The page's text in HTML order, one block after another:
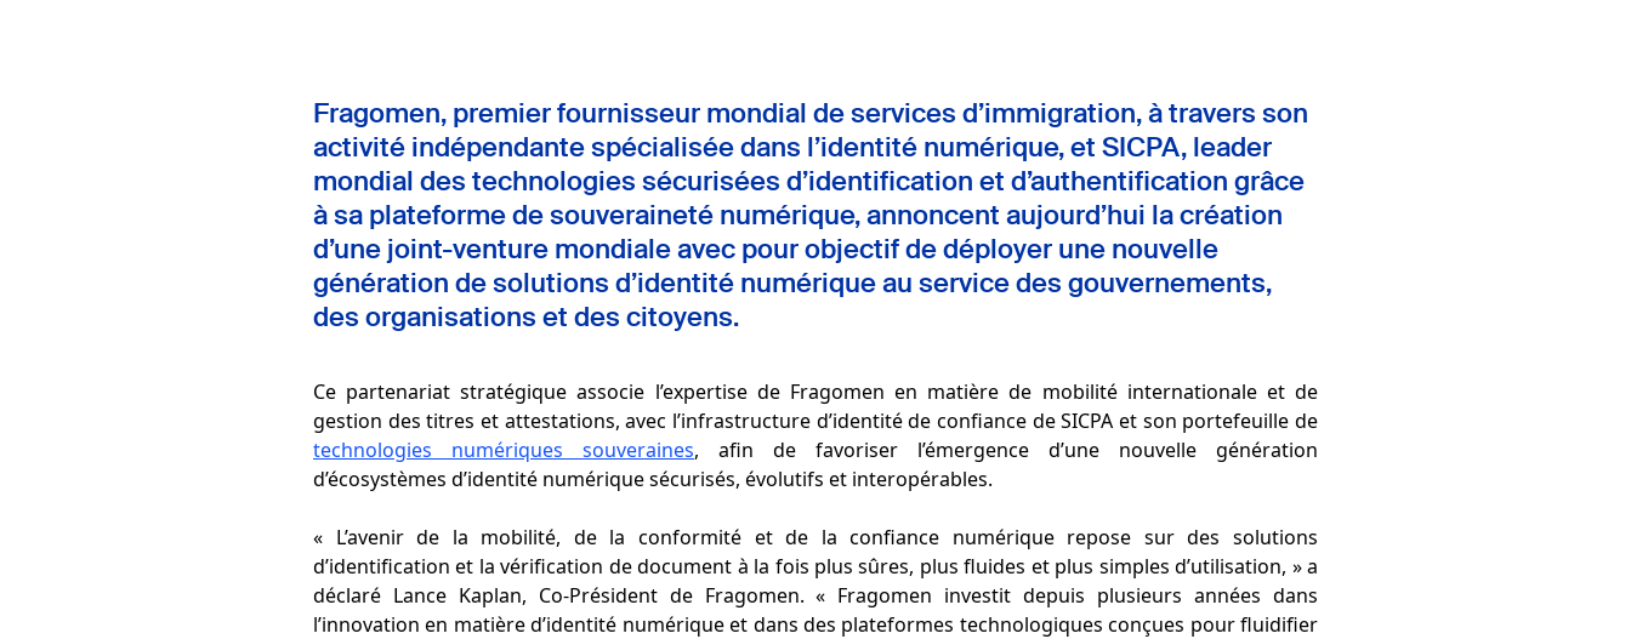
Fragomen, premier fournisseur mondial de services d’immigration, à travers son
activité indépendante spécialisée dans l’identité numérique, et SICPA, leader
mondial des technologies sécurisées d’identification et d’authentification grâce
à sa plateforme de souveraineté numérique, annoncent aujourd’hui la création
d’une joint-venture mondiale avec pour objectif de déployer une nouvelle
génération de solutions d’identité numérique au service des gouvernements,
des organisations et des citoyens.
Ce partenariat stratégique associe l’expertise de Fragomen en matière de mobilité internationale et de
gestion des titres et attestations, avec l’infrastructure d’identité de confiance de SICPA et son portefeuille de
technologies numériques souveraines, afin de favoriser l’émergence d’une nouvelle génération
d’écosystèmes d’identité numérique sécurisés, évolutifs et interopérables.
« L’avenir de la mobilité, de la conformité et de la confiance numérique repose sur des solutions
d’identification et la vérification de document à la fois plus sûres, plus fluides et plus simples d’utilisation, » a
déclaré Lance Kaplan, Co-Président de Fragomen. « Fragomen investit depuis plusieurs années dans
l’innovation en matière d’identité numérique et dans des plateformes technologiques conçues pour fluidifier